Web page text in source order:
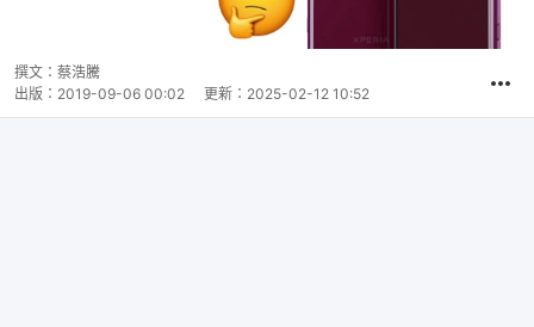
撰文： 蔡浩騰
出版： 2019-09-06 00:02 更新： 2025-02-12 10:52